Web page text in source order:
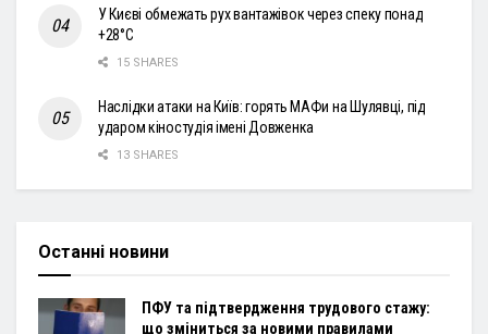
У Києві обмежать рух вантажівок через спеку понад
+28°С
15 SHARES
Наслідки атаки на Київ: горять МАФи на Шулявці, під
ударом кіностудія імені Довженка
13 SHARES
Останні новини
ПФУ та підтвердження трудового стажу:
що зміниться за новими правилами